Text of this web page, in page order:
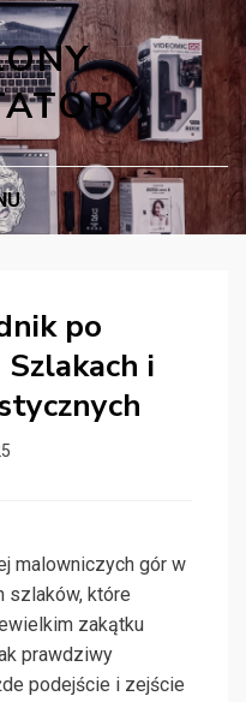
po
i
malowniczych gór w
szlaków, które
zakątku
prawdziwy
podejście i zejście